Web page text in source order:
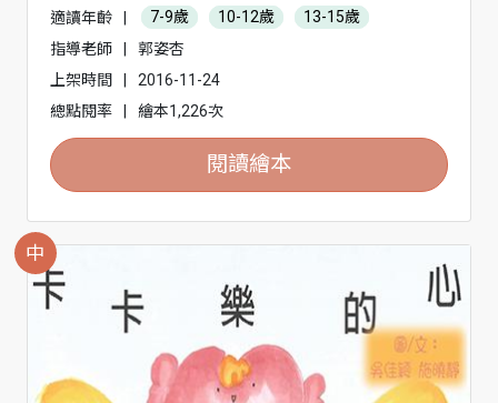
適讀年齡 | 7-9歲 10-12歲
13-15歲
指導老師
|
郭姿杏
上架時間
|
2016-11-24
總點閱率
| 繪本1,226次
閱讀繪本
中